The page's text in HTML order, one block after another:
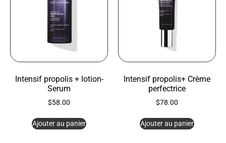
Intensif propolis + lotion-
Serum
$58.00
Ajouter au panier
Intensif propolis+ Crème
perfectrice
$78.00
Ajouter au panier